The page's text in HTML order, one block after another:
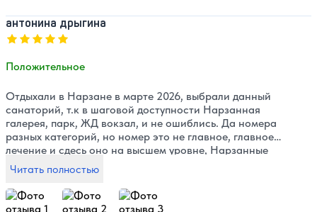
звездам, голодные не останетесь, но и быстро надоест
одно и тоже. Девочки в столовой приветливые. Номера
нормальные, чистые, девочки убирают, стараются.
Второй раз сюда ни за что. Но если хотите бюджетно
отдохнуть, но не подлечиться, то нормально, пойдёт.
антонина дрыгина
Оценка, количество звезд:
Положительное
Отдыхали в Нарзане в марте 2026, выбрали данный
санаторий, т.к в шаговой доступности Нарзанная
галерея, парк, ЖД вокзал, и не ошиблись. Да номера
разных категорий, но номер это не главное, главное
лечение и сдесь оно на высшем уровне, Нарзанные
ванны, ингаляция, физио процедуры, массаж ручной,
подводный, ЛФК ( инструктор Вера привет!!!).
Однозначно вернусь снова. Спасибо за гостеприимство
сотрудники санатория Нарзан!!!!
Читать полностью